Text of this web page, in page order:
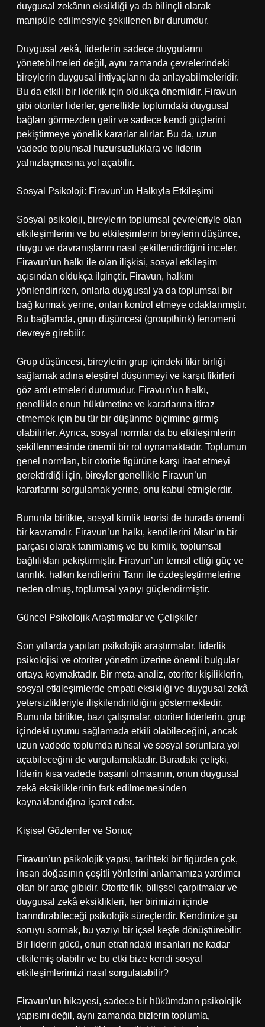
duygusal zekânın eksikliği ya da bilinçli olarak
manipüle edilmesiyle şekillenen bir durumdur.
Duygusal zekâ, liderlerin sadece duygularını
yönetebilmeleri değil, aynı zamanda çevrelerindeki
bireylerin duygusal ihtiyaçlarını da anlayabilmeleridir.
Bu da etkili bir liderlik için oldukça önemlidir. Firavun
gibi otoriter liderler, genellikle toplumdaki duygusal
bağları görmezden gelir ve sadece kendi güçlerini
pekiştirmeye yönelik kararlar alırlar. Bu da, uzun
vadede toplumsal huzursuzluklara ve liderin
yalnızlaşmasına yol açabilir.
Sosyal Psikoloji: Firavun’un Halkıyla Etkileşimi
Sosyal psikoloji, bireylerin toplumsal çevreleriyle olan
etkileşimlerini ve bu etkileşimlerin bireylerin düşünce,
duygu ve davranışlarını nasıl şekillendirdiğini inceler.
Firavun’un halkı ile olan ilişkisi, sosyal etkileşim
açısından oldukça ilginçtir. Firavun, halkını
yönlendirirken, onlarla duygusal ya da toplumsal bir
bağ kurmak yerine, onları kontrol etmeye odaklanmıştır.
Bu bağlamda, grup düşüncesi (groupthink) fenomeni
devreye girebilir.
Grup düşüncesi, bireylerin grup içindeki fikir birliği
sağlamak adına eleştirel düşünmeyi ve karşıt fikirleri
göz ardı etmeleri durumudur. Firavun’un halkı,
genellikle onun hükümetine ve kararlarına itiraz
etmemek için bu tür bir düşünme biçimine girmiş
olabilirler. Ayrıca, sosyal normlar da bu etkileşimlerin
şekillenmesinde önemli bir rol oynamaktadır. Toplumun
genel normları, bir otorite figürüne karşı itaat etmeyi
gerektirdiği için, bireyler genellikle Firavun’un
kararlarını sorgulamak yerine, onu kabul etmişlerdir.
Bununla birlikte, sosyal kimlik teorisi de burada önemli
bir kavramdır. Firavun’un halkı, kendilerini Mısır’ın bir
parçası olarak tanımlamış ve bu kimlik, toplumsal
bağlılıkları pekiştirmiştir. Firavun’un temsil ettiği güç ve
tanrılık, halkın kendilerini Tanrı ile özdeşleştirmelerine
neden olmuş, toplumsal yapıyı güçlendirmiştir.
Güncel Psikolojik Araştırmalar ve Çelişkiler
Son yıllarda yapılan psikolojik araştırmalar, liderlik
psikolojisi ve otoriter yönetim üzerine önemli bulgular
ortaya koymaktadır. Bir meta-analiz, otoriter kişiliklerin,
sosyal etkileşimlerde empati eksikliği ve duygusal zekâ
yetersizlikleriyle ilişkilendirildiğini göstermektedir.
Bununla birlikte, bazı çalışmalar, otoriter liderlerin, grup
içindeki uyumu sağlamada etkili olabileceğini, ancak
uzun vadede toplumda ruhsal ve sosyal sorunlara yol
açabileceğini de vurgulamaktadır. Buradaki çelişki,
liderin kısa vadede başarılı olmasının, onun duygusal
zekâ eksikliklerinin fark edilmemesinden
kaynaklandığına işaret eder.
Kişisel Gözlemler ve Sonuç
Firavun’un psikolojik yapısı, tarihteki bir figürden çok,
insan doğasının çeşitli yönlerini anlamamıza yardımcı
olan bir araç gibidir. Otoriterlik, bilişsel çarpıtmalar ve
duygusal zekâ eksiklikleri, her birimizin içinde
barındırabileceği psikolojik süreçlerdir. Kendimize şu
soruyu sormak, bu yazıyı bir içsel keşfe dönüştürebilir:
Bir liderin gücü, onun etrafındaki insanları ne kadar
etkilemiş olabilir ve bu etki bize kendi sosyal
etkileşimlerimizi nasıl sorgulatabilir?
Firavun’un hikayesi, sadece bir hükümdarın psikolojik
yapısını değil, aynı zamanda bizlerin toplumla,